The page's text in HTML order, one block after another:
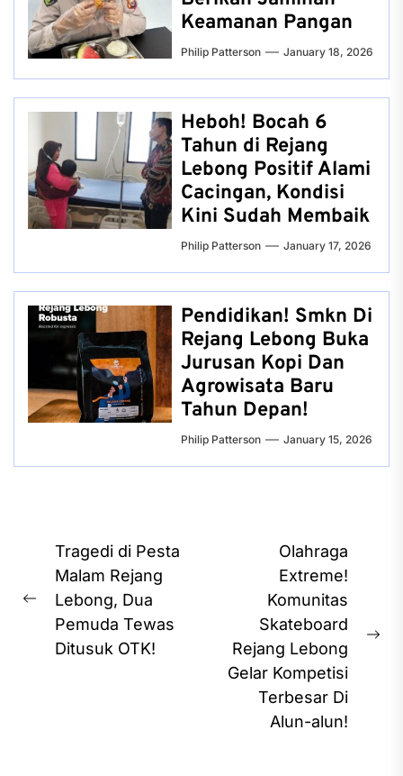
Keamanan Pangan
Philip Patterson January 18, 2026
Heboh! Bocah 6
Tahun di Rejang
Lebong Positif Alami
Cacingan, Kondisi
Kini Sudah Membaik
Philip Patterson January 17, 2026
Pendidikan! Smkn Di
Rejang Lebong Buka
Jurusan Kopi Dan
Agrowisata Baru
Tahun Depan!
Philip Patterson January 15, 2026
Post
navigation
Previous
post:
Tragedi di Pesta
Malam Rejang
Lebong, Dua
Pemuda Tewas
Ditusuk OTK!
Olahraga
Extreme!
Komunitas
Skateboard
Rejang Lebong
Gelar Kompetisi
Terbesar Di
Alun-alun!